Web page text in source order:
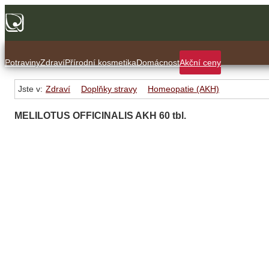
PotravinyZdravíPřírodní kosmetikaDomácnostAkční ceny
Jste v: Zdraví Doplňky stravy Homeopatie (AKH)
MELILOTUS OFFICINALIS AKH 60 tbl.